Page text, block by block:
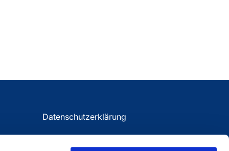
Datenschutzerklärung
Impressum